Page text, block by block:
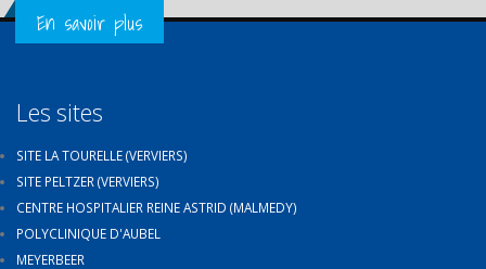
Get in Touch
En savoir plus
Les sites
SITE LA TOURELLE (VERVIERS)
SITE PELTZER (VERVIERS)
CENTRE HOSPITALIER REINE ASTRID (MALMEDY)
POLYCLINIQUE D'AUBEL
MEYERBEER